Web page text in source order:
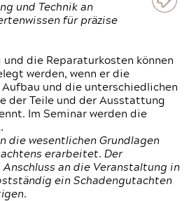
und Technik an
für präzise
und die Reparaturkosten können
werden, wenn er die
und die unterschiedlichen
der Teile und der Ausstattung
Im Seminar werden die
die wesentlichen Grundlagen
erarbeitet. Der
Anschluss an die Veranstaltung in
ein Schadengutachten